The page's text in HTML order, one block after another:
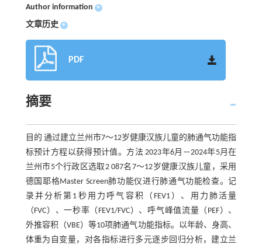
Author information +
文章历史 +
PDF
摘要
目的 通过建立兰州市7～12岁健康汉族儿童的肺通气功能指
标预计方程以获得预计值。方法 2023年6月—2024年5月在
兰州市5个行政区选取2 087名7～12岁健康汉族儿童，采用
德国耶格Master Screen肺功能仪进行肺通气功能检查。记
录并分析第1秒用力呼气容积（FEV1）、用力肺活量
（FVC）、一秒率（FEV1/FVC）、呼气峰值流量（PEF）、
外推容积（VBE）等10项肺通气功能指标。以年龄、身高、
体重为自变量，对各指标进行多元逐步回归分析，建立兰